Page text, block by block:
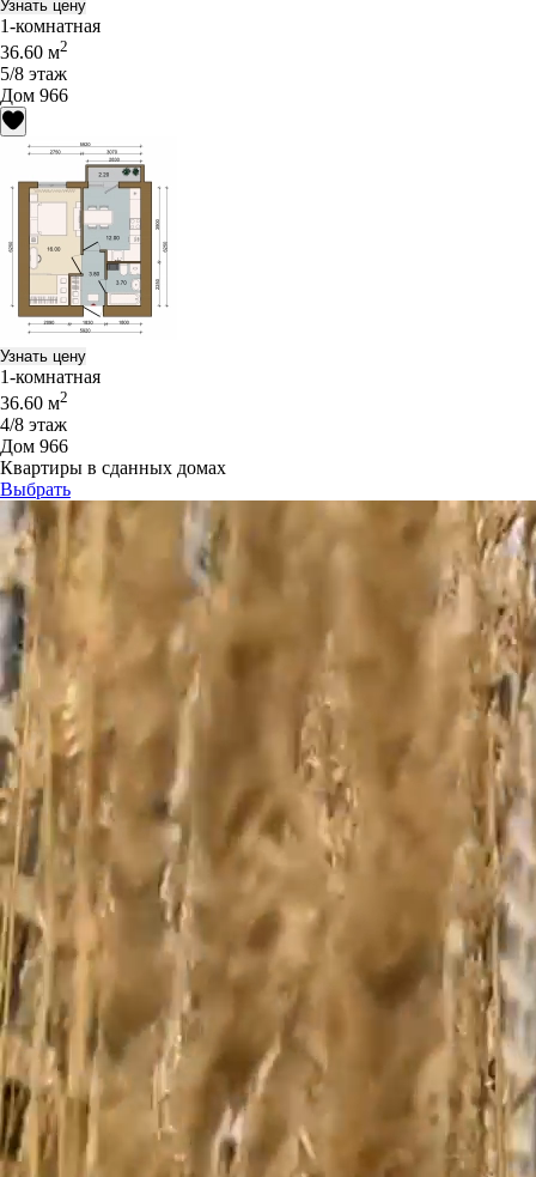
Узнать цену
1-комнатная
36.60 м2
5/8 этаж
Дом 966
Узнать цену
1-комнатная
36.60 м2
4/8 этаж
Дом 966
Квартиры в сданных домах
Выбрать